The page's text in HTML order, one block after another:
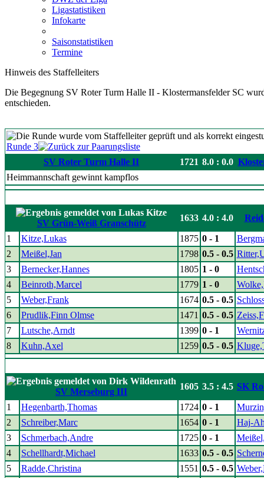
Ligastatistiken
Infokarte
Saisonstatistiken
Termine
Hinweis des Staffelleiters
Die Begegnung SV Roter Turm Halle II - Klostermansfelder SC
entschieden.
Runde 3
SV Roter Turm Halle II
1721 8.0 : 0.0
Heimmannschaft gewinnt kampflos
SV Grün-Weiß Granschütz
1633 4.0 : 4.0
1 Kitze,Lukas 1875 0 - 1
2
Meißel,Jan 1798 0.5 - 0.5
3
Bernecker,Hannes 1805 1 - 0
4
Beinroth,Marcel 1779 1 - 0
5
Weber,Frank 1674 0.5 - 0.5
6
Prudlik,Finn Olmse 1471 0.5 - 0.5
7
Lutsche,Arndt 1399 0 - 1
8
Kuhn,Axel 1259 0.5 - 0.5
SV Merseburg III
1605 3.5 : 4.5 SK
1 Hegenbarth,Thomas 1724 0 - 1
2
Schreiber,Marc 1654 0 - 1
Haj-
3
Schmerbach,Andre 1725 0 - 1
4
Schellhardt,Michael 1633 0.5 - 0.5
5
Radde,Christina 1551 0.5 - 0.5